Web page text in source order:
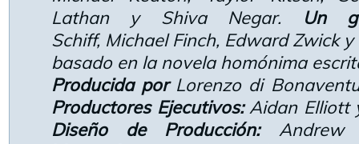
Lathan y Shiva Negar.
Un
Schiff, Michael Finch, Edward Zwick
basado en la novela homónima
Producida porLorenzo di
Productores Ejecutivos:Aidan Elliott
Diseño de Producción:Andrew